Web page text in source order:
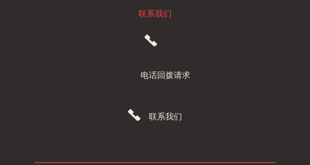
联系我们
电话回拨请求
联系我们